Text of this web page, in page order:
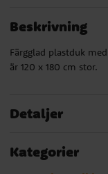
Beskrivning
Färgglad plastduk
är 120 x 180 cm stor.
Detaljer
Kategorier